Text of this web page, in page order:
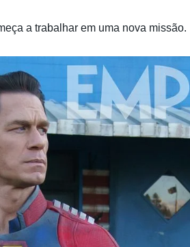
a trabalhar em uma nova missão.